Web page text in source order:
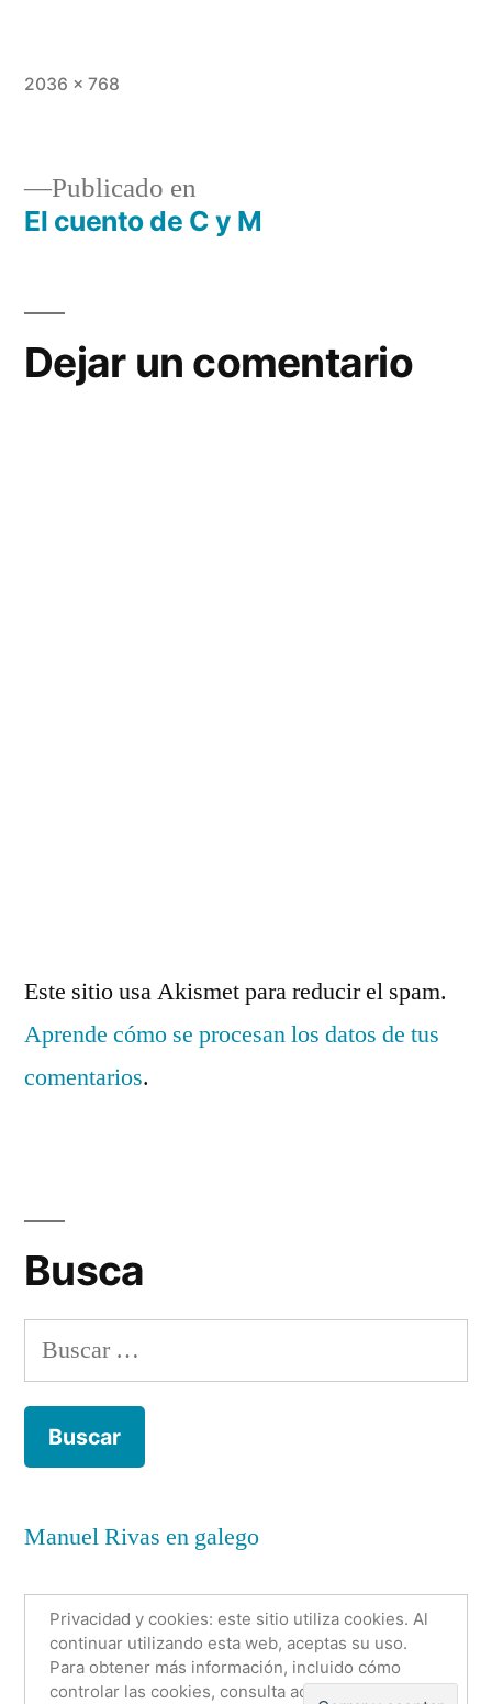
Tamaño
2036 × 768
Navegación
entradas
Publicado en
El cuento de C y M
Dejar un comentario
Este sitio usa Akismet para reducir el spam.
Aprende cómo se procesan los datos de tus
comentarios.
Busca
Buscar:
Manuel Rivas en galego
Anónimo con nombre,Funciona gracias a WordPress.
Privacidad y cookies: este sitio utiliza cookies. Al
continuar utilizando esta web, aceptas su uso.
Para obtener más información, incluido cómo
controlar las cookies, consulta aquí: